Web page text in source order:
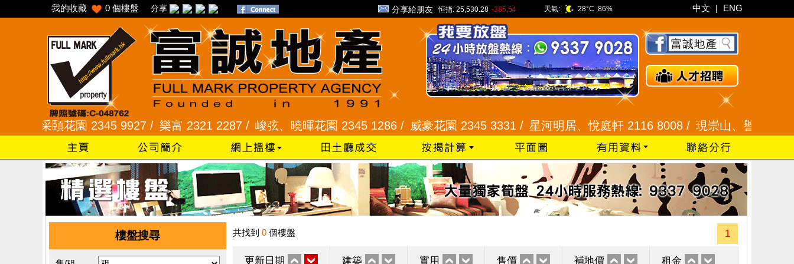
我的收藏 0 個樓盤 分享 分享給朋友 恒指: 25,530.28 -385.54 天氣: 28°C 86% 中文 | ENG
采頣花園 2345 9927 /樂富 2321 2287 /峻弦、曉暉花園 2345 1286 /威豪花園 2345 3331 /星河明居、悅庭軒 2116 8008 /現崇山、譽港灣 2345
樓盤搜尋 共找到 0 個樓盤 1
更新日期 建築 實用 售價 補地價 租金